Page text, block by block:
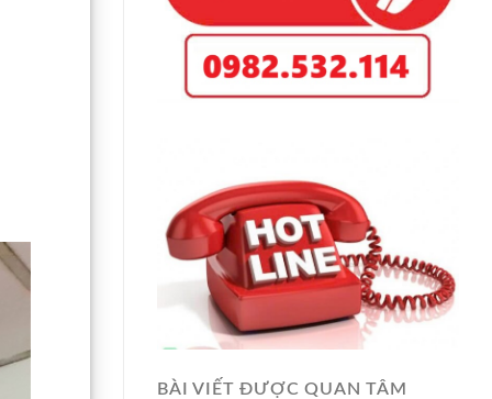
BÀI VIẾT ĐƯỢC QUAN TÂM